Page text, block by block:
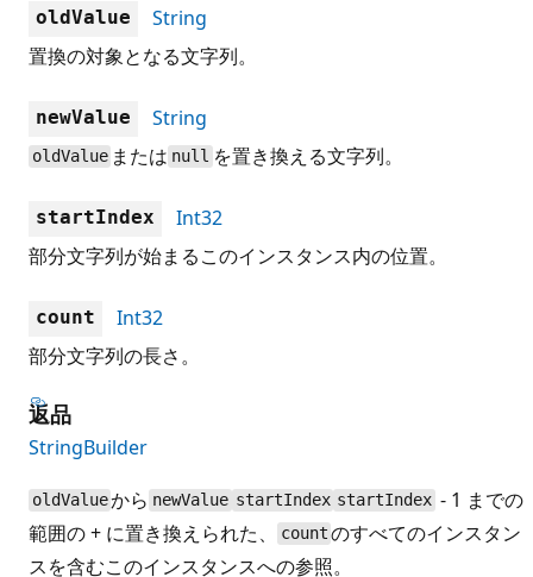
oldValue
String
置換の対象となる文字列。
newValue String
oldValue または null を置き換える文字列。
startIndex
Int32
部分文字列が始まるこのインスタンス内の位置。
count
Int32
部分文字列の長さ。
返品
StringBuilder
oldValueから newValue startIndex startIndex - 1 までの
範囲の + に置き換えられた、
count のすべてのインスタン
スを含むこのインスタンスへの参照。